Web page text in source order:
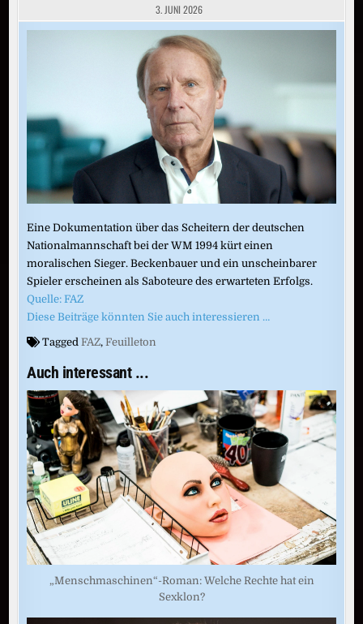
3. JUNI 2026
Eine Dokumentation über das Scheitern der deutschen
Nationalmannschaft bei der WM 1994 kürt einen
moralischen Sieger. Beckenbauer und ein unscheinbarer
Spieler erscheinen als Saboteure des erwarteten Erfolgs.
Quelle: FAZ
Diese Beiträge könnten Sie auch interessieren …
TaggedFAZ,Feuilleton
Auch interessant ...
„Menschmaschinen“-Roman: Welche Rechte hat ein
Sexklon?